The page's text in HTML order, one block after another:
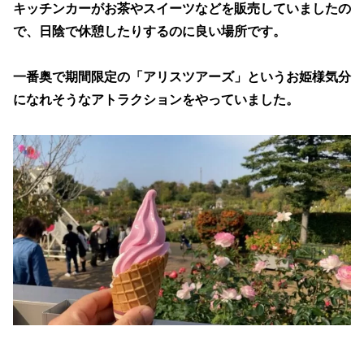
キッチンカーがお茶やスイーツなどを販売していましたの
で、日陰で休憩したりするのに良い場所です。
一番奥で期間限定の「アリスツアーズ」というお姫様気分
になれそうなアトラクションをやっていました。